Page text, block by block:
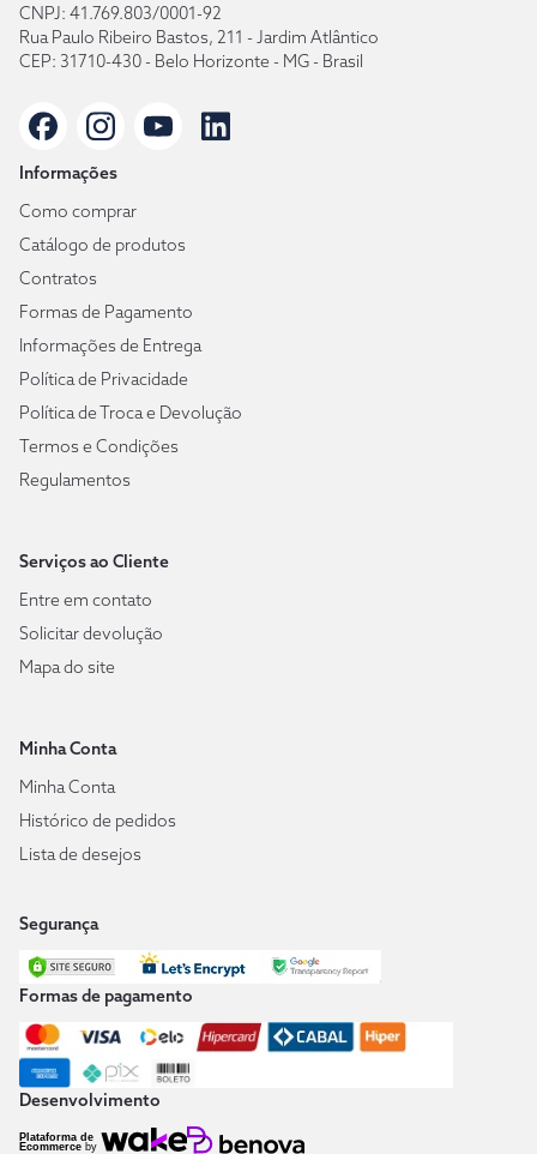
CNPJ: 41.769.803/0001-92
Rua Paulo Ribeiro Bastos, 211 - Jardim Atlântico
CEP: 31710-430 - Belo Horizonte - MG - Brasil
Informações
Como comprar
Catálogo de produtos
Contratos
Formas de Pagamento
Informações de Entrega
Política de Privacidade
Política de Troca e Devolução
Termos e Condições
Regulamentos
Serviços ao Cliente
Entre em contato
Solicitar devolução
Mapa do site
Minha Conta
Minha Conta
Histórico de pedidos
Lista de desejos
Segurança
Formas de pagamento
Desenvolvimento